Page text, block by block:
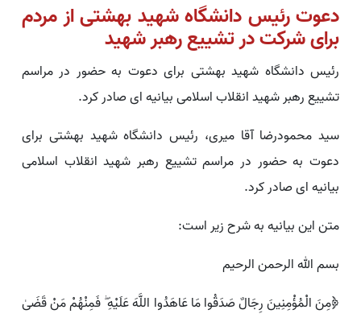
دعوت رئیس دانشگاه شهید بهشتی از مردم
برای شرکت در تشییع رهبر شهید
رئیس دانشگاه شهید بهشتی برای دعوت به حضور در مراسم
تشییع رهبر شهید انقلاب اسلامی بیانیه ای صادر کرد.
سید محمودرضا آقا میری، رئیس دانشگاه شهید بهشتی برای
دعوت به حضور در مراسم تشییع رهبر شهید انقلاب اسلامی
بیانیه ای صادر کرد.
متن این بیانیه به شرح زیر است:
بسم الله الرحمن الرحیم
﴿مِنَ الْمُؤْمِنِینَ رِجَالٌ صَدَقُوا مَا عَاهَدُوا اللَّهَ عَلَیْهِ ۖ فَمِنْهُمْ مَنْ قَضَیٰ